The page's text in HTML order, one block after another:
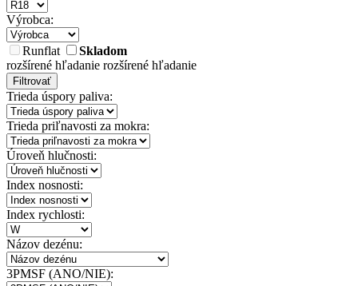
Výrobca:
Runflat
Skladom
rozšírené hľadanie rozšírené hľadanie
Filtrovať
Trieda úspory paliva:
Trieda priľnavosti za mokra:
Úroveň hlučnosti:
Index nosnosti:
Index rychlosti:
Názov dezénu:
3PMSF (ANO/NIE):